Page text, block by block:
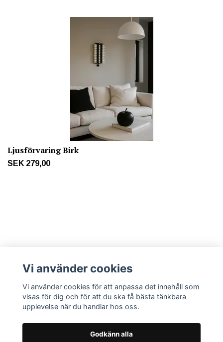
Ljusförvaring Birk
SEK 279,00
Sociala medier
Vi använder cookies
Vi använder cookies för att anpassa det innehåll som
visas för dig och för att du ska få bästa tänkbara
upplevelse när du handlar hos oss.
Godkänn alla